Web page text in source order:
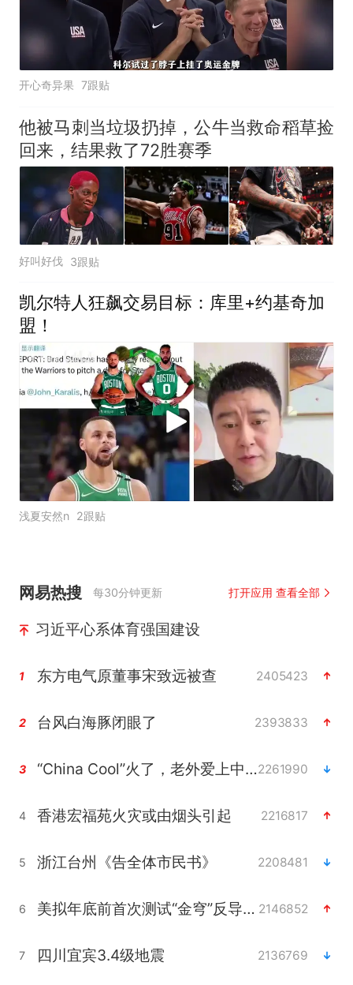
开心奇异果 7跟贴
他被马刺当垃圾扔掉，公牛当救命稻草捡
回来，结果救了72胜赛季
好叫好伐 3跟贴
凯尔特人狂飙交易目标：库里+约基奇加
盟！
浅夏安然n 2跟贴
网易热搜 每30分钟更新 打开应用 查看全部
习近平心系体育强国建设
1 东方电气原董事宋致远被查 2405423
2 台风白海豚闭眼了 2393833
3 “China Cool”火了，老外爱上中国避暑游2261990
4 香港宏福苑火灾或由烟头引起 2216817
5 浙江台州《告全体市民书》 2208481
6 美拟年底前首次测试“金穹”反导系统 2146852
7 四川宜宾3.4级地震 2136769